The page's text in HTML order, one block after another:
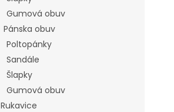
Gumová obuv
Pánska obuv
Poltopánky
Sandále
Šlapky
Gumová obuv
Rukavice